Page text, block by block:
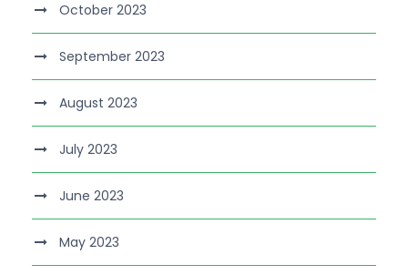
October 2023
September 2023
August 2023
July 2023
June 2023
May 2023